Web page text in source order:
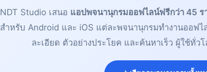
NDT Studio เสนอ แอปพจนานุกรมออฟไลน์ฟรีกว่า 45 ร
สำหรับ Android และ iOS แต่ละพจนานุกรมทำงานออฟ
ละเอียด ตัวอย่างประโยค และค้นหาเร็ว ผู้ใช้ทั่ว